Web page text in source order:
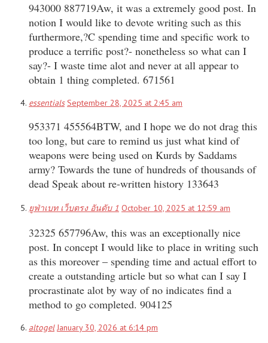
943000 887719Aw, it was a extremely good post. In
notion I would like to devote writing such as this
furthermore,?C spending time and specific work to
produce a terrific post?- nonetheless so what can I
say?- I waste time alot and never at all appear to
obtain 1 thing completed. 671561
essentials September 28, 2025 at 2:45 am
953371 455564BTW, and I hope we do not drag this
too long, but care to remind us just what kind of
weapons were being used on Kurds by Saddams
army? Towards the tune of hundreds of thousands of
dead Speak about re-written history 133643
ยูฟ่าเบท เว็บตรง อันดับ 1 October 10, 2025 at 12:59 am
32325 657796Aw, this was an exceptionally nice
post. In concept I would like to place in writing such
as this moreover – spending time and actual effort to
create a outstanding article but so what can I say I
procrastinate alot by way of no indicates find a
method to go completed. 904125
altogel January 30, 2026 at 6:14 pm